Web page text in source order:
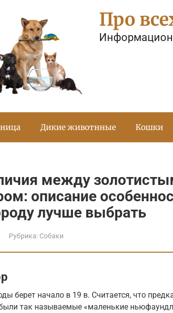
Про
Дикие животнные Кошки
между
описание
лучше выбрать
Рубрика: Собаки
берет начало в 19 в. Считается, что
так называемые «маленькие